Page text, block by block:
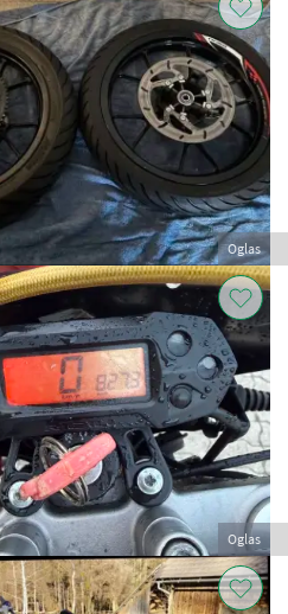
Oglas
Oglas